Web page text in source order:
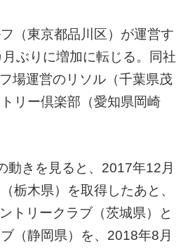
（東京都品川区）が運営す
ぶりに増加に転じる。同社
場運営のリソル（千葉県茂
リー倶楽部（愛知県岡崎
動きを見ると、2017年12月
栃木県）を取得したあと、
トリークラブ（茨城県）と
（静岡県）を、2018年8月